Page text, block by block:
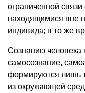
ограниченной
находящимися вне
индивида; в то же
Сознанию человека
самосознание,
формируются лишь
из окружающей